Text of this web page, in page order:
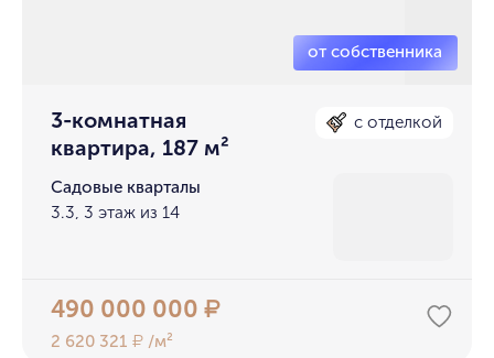
3-комнатная
квартира, 187 м²
с отделкой
Садовые кварталы
3.3, 3 этаж из 14
490 000 000₽
2 620 321₽ /м²